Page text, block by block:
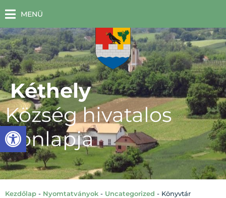
Eszköztár megnyitása
MENÜ
Kéthely
Község hivatalos
honlapja
Kezdőlap - Nyomtatványok - Uncategorized - Könyvtár